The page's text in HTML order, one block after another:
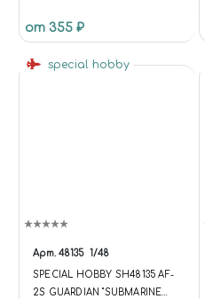
от 355 ₽
special hobby
Арт. 48135 1/48
SPECIAL HOBBY SH48135 AF-
2S GUARDIAN "SUBMARINE